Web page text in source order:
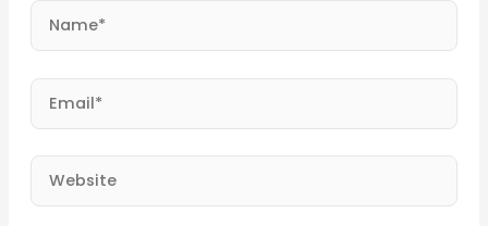
Name*
Email*
Website